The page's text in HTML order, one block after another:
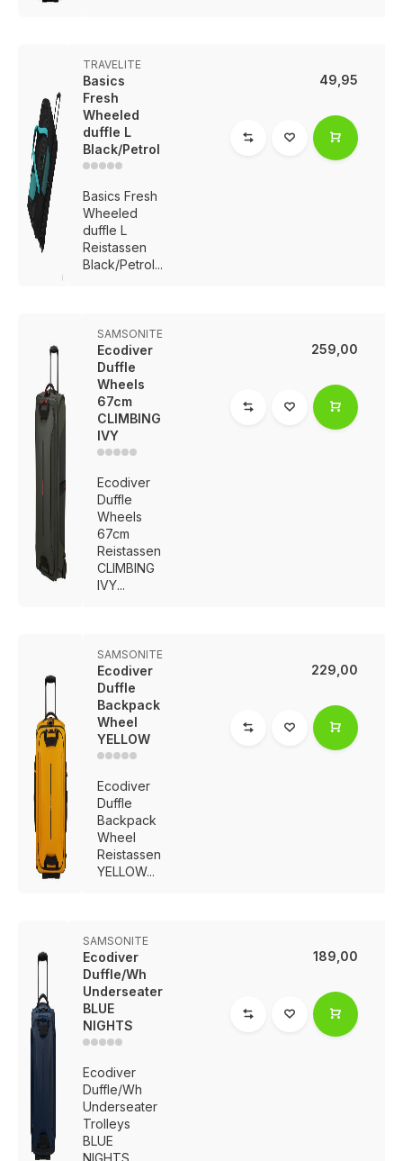
TRAVELITE
Basics
Fresh
Wheeled
duffle L
Black/Petrol
Basics Fresh
Wheeled
duffle L
Reistassen
Black/Petrol...
49,95
SAMSONITE
Ecodiver
Duffle
Wheels
67cm
CLIMBING
IVY
Ecodiver
Duffle
Wheels
67cm
Reistassen
CLIMBING
IVY...
259,00
SAMSONITE
Ecodiver
Duffle
Backpack
Wheel
YELLOW
Ecodiver
Duffle
Backpack
Wheel
Reistassen
YELLOW...
229,00
SAMSONITE
Ecodiver
Duffle/Wh
Underseater
BLUE
NIGHTS
Ecodiver
Duffle/Wh
Underseater
Trolleys
BLUE
NIGHTS...
189,00